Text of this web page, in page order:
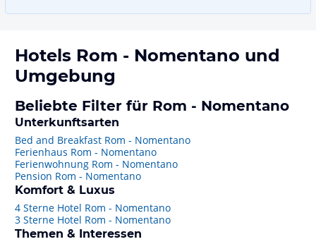
Hotels Rom - Nomentano und
Umgebung
Beliebte Filter für Rom - Nomentano
Unterkunftsarten
Bed and Breakfast Rom - Nomentano
Ferienhaus Rom - Nomentano
Ferienwohnung Rom - Nomentano
Pension Rom - Nomentano
Komfort & Luxus
4 Sterne Hotel Rom - Nomentano
3 Sterne Hotel Rom - Nomentano
Themen & Interessen